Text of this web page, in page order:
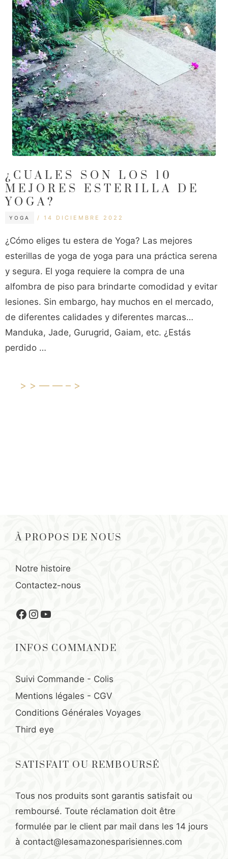
¿CUALES SON LOS 10
MEJORES ESTERILLA DE
YOGA?
YOGA
14 DICIEMBRE 2022
¿Cómo eliges tu estera de Yoga? Las mejores
esterillas de yoga de yoga para una práctica serena
y segura. El yoga requiere la compra de una
alfombra de piso para brindarte comodidad y evitar
lesiones. Sin embargo, hay muchos en el mercado,
de diferentes calidades y diferentes marcas…
Manduka, Jade, Gurugrid, Gaiam, etc. ¿Estás
perdido …
>>——–>
À PROPOS DE NOUS
Notre histoire
Contactez-nous
Facebook
Instagram
YouTube
INFOS COMMANDE
Suivi Commande - Colis
Mentions légales - CGV
Conditions Générales Voyages
Third eye
SATISFAIT OU REMBOURSÉ
Tous nos produits sont garantis satisfait ou
remboursé. Toute réclamation doit être
formulée par le client par mail dans les 14 jours
à contact@lesamazonesparisiennes.com